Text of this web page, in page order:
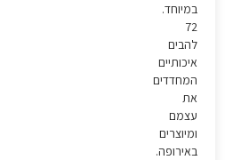
במיוחד.
72
להבים
איכותיים
המחדדים
את
עצמם
ומיוצרים
באירופה.